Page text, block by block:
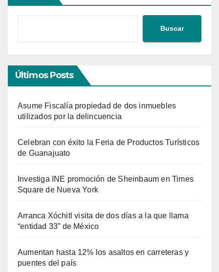
Buscar
Últimos Posts
Asume Fiscalía propiedad de dos inmuebles
utilizados por la delincuencia
Celebran con éxito la Feria de Productos Turísticos
de Guanajuato
Investiga INE promoción de Sheinbaum en Times
Square de Nueva York
Arranca Xóchitl visita de dos días a la que llama
“entidad 33” de México
Aumentan hasta 12% los asaltos en carreteras y
puentes del país